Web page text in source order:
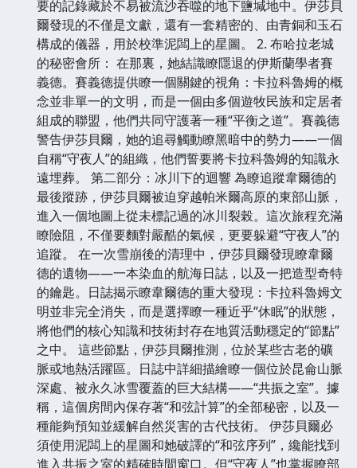
要的記錄藏於不易被流沙吞噬的地下鹽堿地中。伊莎貝
爾發現的不僅是文獻，還有一套精密的、由青銅和玉石
構成的儀器，用於校準泥闆上的星圖。 2. 布哈拉老城
的秘密會所： 在那裏，她結識瞭隱退的伊斯蘭學者賽
義德。賽義德提供瞭一個關鍵的視角：卡拉科魯姆的概
念並非單一的文明，而是一個由多個遊牧民族和定居者
組成的聯盟，他們共同守護著一種“平衡之道”。賽義德
警告伊莎貝爾，她的追尋觸動瞭黑暗中的勢力——一個
自稱“守夜人”的組織，他們誓要將卡拉科魯姆的知識永
遠埋葬。 第二部分：冰川下的迴響 為瞭追蹤韋爾德的
最後蹤跡，伊莎貝爾被迫穿越帕米爾高原的東部山脈，
進入一個地圖上從未標記過的冰川裂榖。這次旅程充滿
瞭險阻，不僅要麵對嚴酷的氣候，更要躲避“守夜人”的
追蹤。 在一次雪崩後的清理中，伊莎貝爾發現瞭韋爾
德的遺物——一本染血的航海日誌，以及一把造型奇特
的鑰匙。日誌揭示瞭韋爾德的重大發現：卡拉科魯姆文
明並非完全消失，而是選擇瞭一種近乎“休眠”的狀態，
將他們的核心知識和技術封存在地質活動穩定的“節點”
之中。 這些節點，伊莎貝爾推測，位於某些古老的礦
脈或地熱活躍區。日誌中詳細描繪瞭一個位於昆侖山脈
深處、被永久冰雪覆蓋的巨大結構——“共振之室”。據
稱，這個房間內保存著“和弦計算”的全部秘密，以及一
種能夠預知並緩解自然災害的古代技術。 伊莎貝爾必
須使用泥闆上的星圖和她破譯的“和弦序列”，纔能找到
進入共振之室的精確時間窗口。但“守夜人”也掌握瞭部